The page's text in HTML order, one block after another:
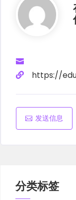
https://
发送信息
分类标签